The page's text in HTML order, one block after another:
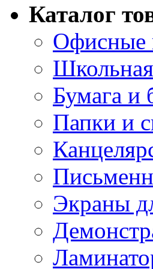
Каталог
Офисные
Бумага и
Папки и
Экраны